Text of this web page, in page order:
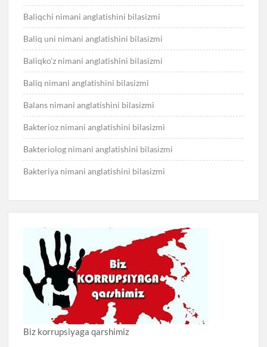
Baliqchi nimani anglatishini bilasizmi
Baliq uni nimani anglatishini bilasizmi
Baliqko’z nimani anglatishini bilasizmi
Baliq nimani anglatishini bilasizmi
Balans nimani anglatishini bilasizmi
Bakterioz nimani anglatishini bilasizmi
Bakteriolog nimani anglatishini bilasizmi
Bakteriya nimani anglatishini bilasizmi
Biz korrupsiyaga qarshimiz